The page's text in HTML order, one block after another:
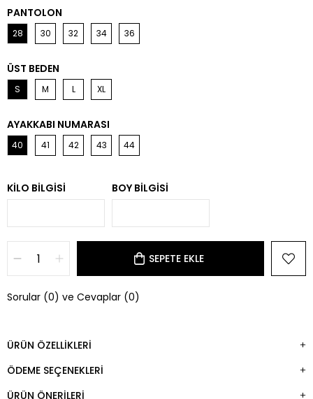
PANTOLON
28 30 32 34 36
ÜST BEDEN
S M L XL
AYAKKABI NUMARASI
40 41 42 43 44
KILO BILGISI BOY BILGISI
Sorular (0) ve Cevaplar (0)
ÜRÜN ÖZELLIKLERI
ÖDEME SEÇENEKLERI
ÜRÜN ÖNERILERI